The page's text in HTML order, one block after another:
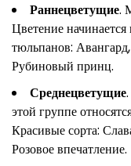
Раннецветущие.
Цветение
тюльпанов:
Рубиновый принц.
Среднецветущие
этой группе
Красивые сорта:
Розовое впечатление.